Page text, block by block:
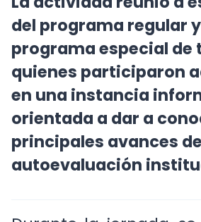
La actividad reunió a
del programa regular
programa especial
quienes participaron
en una instancia
orientada a dar a
principales avances
autoevaluación